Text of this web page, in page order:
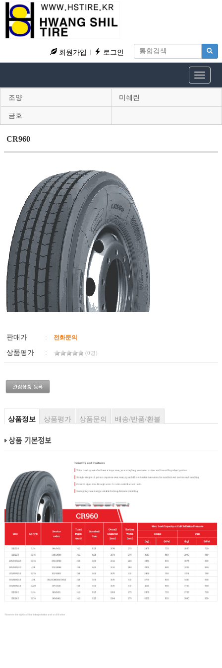
회원가입 로그인
Toggle
조양
미쉐린
금호
CR960
판매가 : 전화문의
상품평가 : (0명)
상품정보 상품평가 상품문의 배송/반품/환불